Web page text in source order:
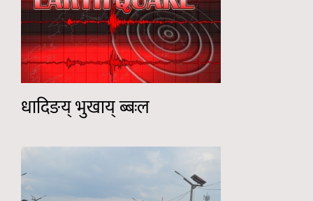
धादिङय् भुखाय् ब्बःल